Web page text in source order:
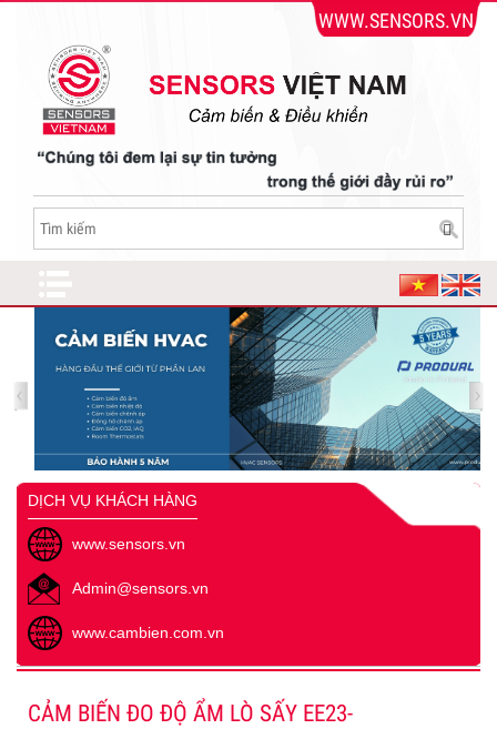
WWW.SENSORS.VN
DỊCH VỤ KHÁCH HÀNG
www.sensors.vn
Admin@sensors.vn
www.cambien.com.vn
CẢM BIẾN ĐO ĐỘ ẨM LÒ SẤY EE23-